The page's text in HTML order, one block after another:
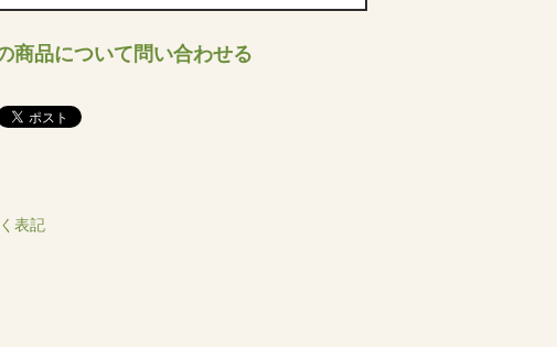
商品について問い合わせる
表記